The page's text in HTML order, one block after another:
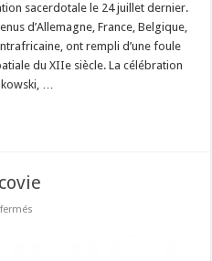
sacerdotale le 24 juillet dernier.
d’Allemagne, France, Belgique,
ont rempli d’une foule
du XIIe siècle. La célébration
…